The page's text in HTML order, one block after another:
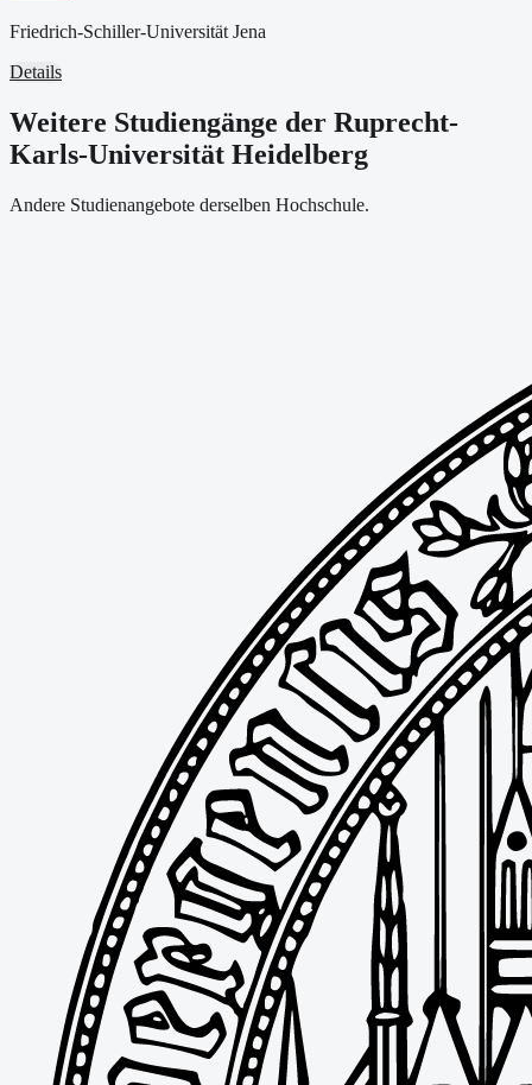
Friedrich-Schiller-Universität Jena
Details
Weitere Studiengänge der Ruprecht-
Karls-Universität Heidelberg
Andere Studienangebote derselben Hochschule.